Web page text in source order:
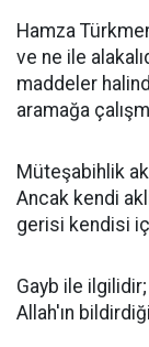
Hamza
ve ne ile
maddeler
aramağa
Müteşabihlik
Ancak kendi
gerisi kendisi
Gayb ile
Allah'ın